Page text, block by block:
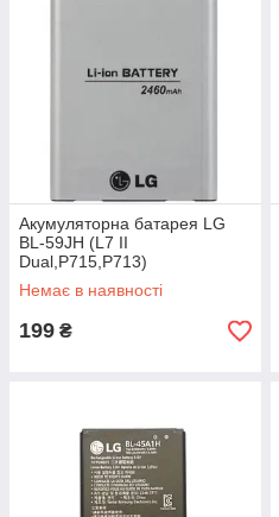
Акумуляторна батарея LG
BL-59JH (L7 II
Dual,P715,P713)
Немає в наявності
199 ₴